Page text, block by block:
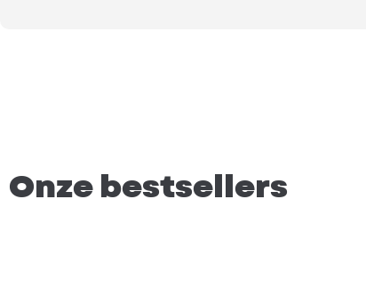
Onze bestsellers